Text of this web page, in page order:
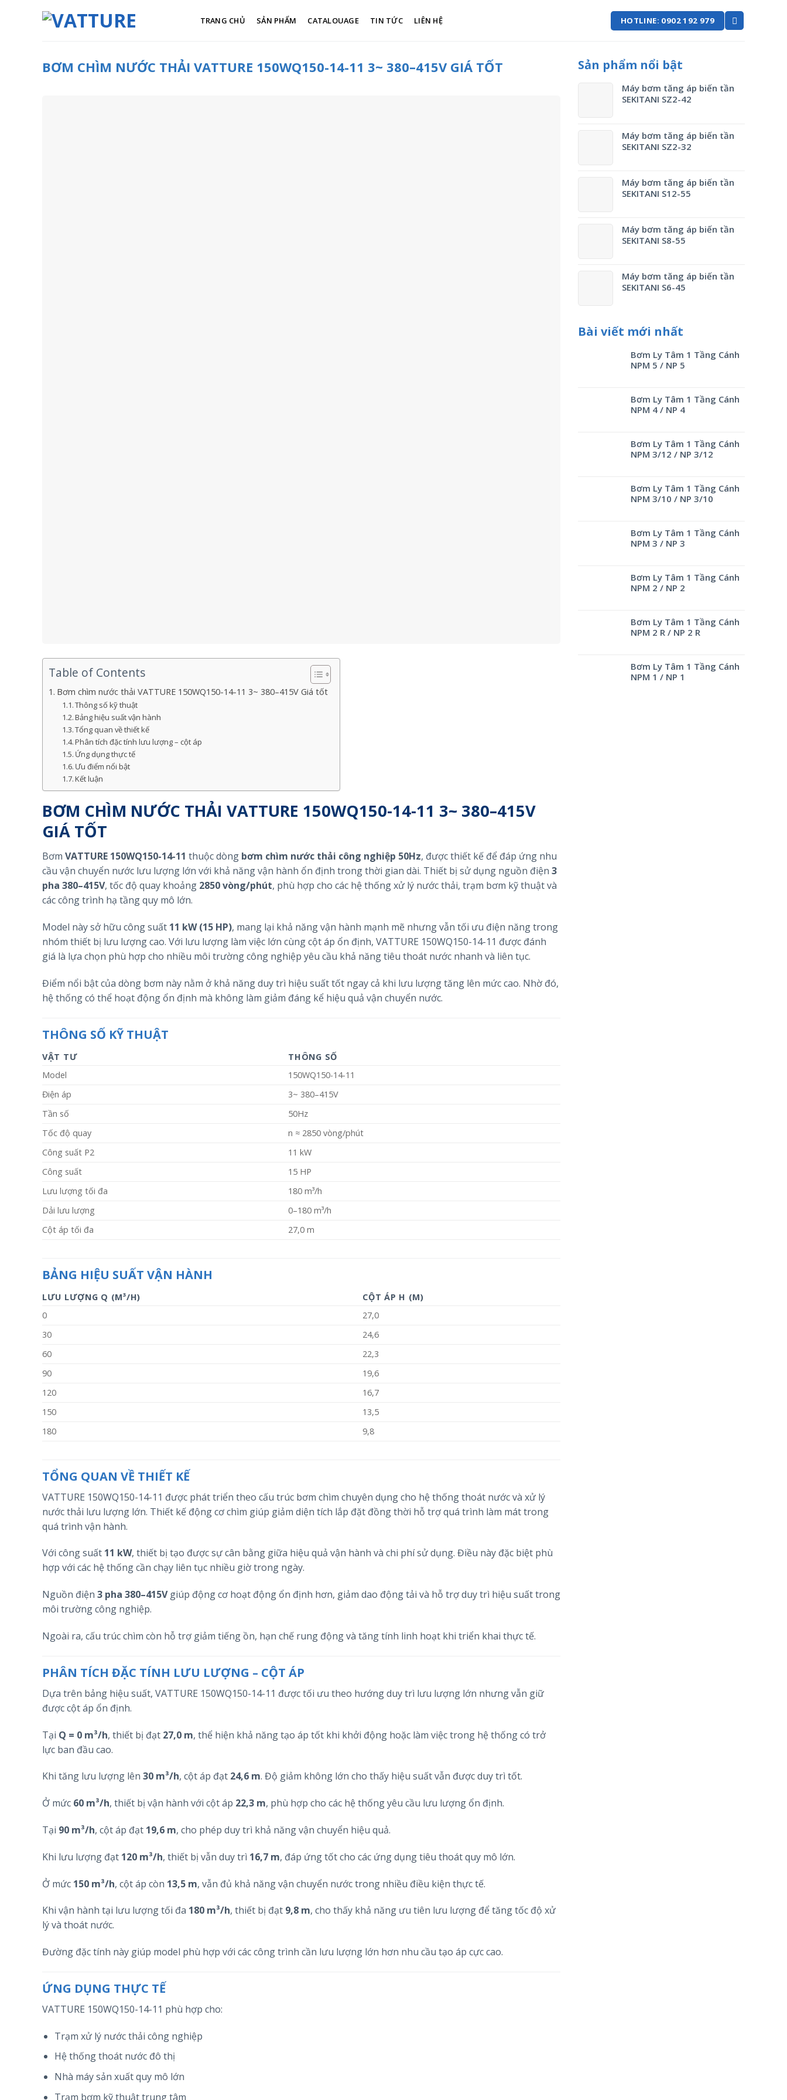
TRANG CHỦ SẢN PHẨM CATALOUAGE TIN TỨC LIÊN HỆ HOTLINE: 0902 192 979
BƠM CHÌM NƯỚC THẢI VATTURE 150WQ150-14-11 3~ 380–415V GIÁ TỐT
Table of Contents
Bơm chìm nước thải VATTURE 150WQ150-14-11 3~ 380–415V Giá tốt
Thông số kỹ thuật
Bảng hiệu suất vận hành
Tổng quan về thiết kế
Phân tích đặc tính lưu lượng – cột áp
Ứng dụng thực tế
Ưu điểm nổi bật
Kết luận
BƠM CHÌM NƯỚC THẢI VATTURE 150WQ150-14-11 3~ 380–415V
GIÁ TỐT
Bơm VATTURE 150WQ150-14-11 thuộc dòng bơm chìm nước thải công nghiệp 50Hz, được thiết kế để đáp ứng nhu
cầu vận chuyển nước lưu lượng lớn với khả năng vận hành ổn định trong thời gian dài. Thiết bị sử dụng nguồn điện 3
pha 380–415V, tốc độ quay khoảng 2850 vòng/phút, phù hợp cho các hệ thống xử lý nước thải, trạm bơm kỹ thuật và
các công trình hạ tầng quy mô lớn.
Model này sở hữu công suất 11 kW (15 HP), mang lại khả năng vận hành mạnh mẽ nhưng vẫn tối ưu điện năng trong
nhóm thiết bị lưu lượng cao. Với lưu lượng làm việc lớn cùng cột áp ổn định, VATTURE 150WQ150-14-11 được đánh
giá là lựa chọn phù hợp cho nhiều môi trường công nghiệp yêu cầu khả năng tiêu thoát nước nhanh và liên tục.
Điểm nổi bật của dòng bơm này nằm ở khả năng duy trì hiệu suất tốt ngay cả khi lưu lượng tăng lên mức cao. Nhờ đó,
hệ thống có thể hoạt động ổn định mà không làm giảm đáng kể hiệu quả vận chuyển nước.
THÔNG SỐ KỸ THUẬT
VẬT TƯ
THÔNG SỐ
Model
150WQ150-14-11
Điện áp
3~ 380–415V
Tần số
50Hz
Tốc độ quay
n ≈ 2850 vòng/phút
Công suất P2
11 kW
Công suất
15 HP
Lưu lượng tối đa
180 m³/h
Dải lưu lượng
0–180 m³/h
Cột áp tối đa
27,0 m
BẢNG HIỆU SUẤT VẬN HÀNH
LƯU LƯỢNG Q (M³/H)
CỘT ÁP H (M)
0
27,0
30
24,6
60
22,3
90
19,6
120
16,7
150
13,5
180
9,8
TỔNG QUAN VỀ THIẾT KẾ
VATTURE 150WQ150-14-11 được phát triển theo cấu trúc bơm chìm chuyên dụng cho hệ thống thoát nước và xử lý
nước thải lưu lượng lớn. Thiết kế động cơ chìm giúp giảm diện tích lắp đặt đồng thời hỗ trợ quá trình làm mát trong
quá trình vận hành.
Với công suất 11 kW, thiết bị tạo được sự cân bằng giữa hiệu quả vận hành và chi phí sử dụng. Điều này đặc biệt phù
hợp với các hệ thống cần chạy liên tục nhiều giờ trong ngày.
Nguồn điện 3 pha 380–415Vgiúp động cơ hoạt động ổn định hơn, giảm dao động tải và hỗ trợ duy trì hiệu suất trong
môi trường công nghiệp.
Ngoài ra, cấu trúc chìm còn hỗ trợ giảm tiếng ồn, hạn chế rung động và tăng tính linh hoạt khi triển khai thực tế.
PHÂN TÍCH ĐẶC TÍNH LƯU LƯỢNG – CỘT ÁP
Dựa trên bảng hiệu suất, VATTURE 150WQ150-14-11 được tối ưu theo hướng duy trì lưu lượng lớn nhưng vẫn giữ
được cột áp ổn định.
Tại Q = 0 m³/h, thiết bị đạt 27,0 m, thể hiện khả năng tạo áp tốt khi khởi động hoặc làm việc trong hệ thống có trở
lực ban đầu cao.
Khi tăng lưu lượng lên 30 m³/h, cột áp đạt 24,6 m. Độ giảm không lớn cho thấy hiệu suất vẫn được duy trì tốt.
Ở mức 60 m³/h, thiết bị vận hành với cột áp 22,3 m, phù hợp cho các hệ thống yêu cầu lưu lượng ổn định.
Tại 90 m³/h, cột áp đạt 19,6 m, cho phép duy trì khả năng vận chuyển hiệu quả.
Khi lưu lượng đạt 120 m³/h, thiết bị vẫn duy trì 16,7 m, đáp ứng tốt cho các ứng dụng tiêu thoát quy mô lớn.
Ở mức 150 m³/h, cột áp còn 13,5 m, vẫn đủ khả năng vận chuyển nước trong nhiều điều kiện thực tế.
Khi vận hành tại lưu lượng tối đa 180 m³/h, thiết bị đạt 9,8 m, cho thấy khả năng ưu tiên lưu lượng để tăng tốc độ xử
lý và thoát nước.
Đường đặc tính này giúp model phù hợp với các công trình cần lưu lượng lớn hơn nhu cầu tạo áp cực cao.
ỨNG DỤNG THỰC TẾ
VATTURE 150WQ150-14-11 phù hợp cho:
Trạm xử lý nước thải công nghiệp
Hệ thống thoát nước đô thị
Nhà máy sản xuất quy mô lớn
Trạm bơm kỹ thuật trung tâm
Sản phẩm nổi bật
Máy bơm tăng áp biến tần
SEKITANI SZ2-42
Máy bơm tăng áp biến tần
SEKITANI SZ2-32
Máy bơm tăng áp biến tần
SEKITANI S12-55
Máy bơm tăng áp biến tần
SEKITANI S8-55
Máy bơm tăng áp biến tần
SEKITANI S6-45
Bài viết mới nhất
Bơm Ly Tâm 1 Tầng Cánh
NPM 5 / NP 5
Bơm Ly Tâm 1 Tầng Cánh
NPM 4 / NP 4
Bơm Ly Tâm 1 Tầng Cánh
NPM 3/12 / NP 3/12
Bơm Ly Tâm 1 Tầng Cánh
NPM 3/10 / NP 3/10
Bơm Ly Tâm 1 Tầng Cánh
NPM 3 / NP 3
Bơm Ly Tâm 1 Tầng Cánh
NPM 2 / NP 2
Bơm Ly Tâm 1 Tầng Cánh
NPM 2 R / NP 2 R
Bơm Ly Tâm 1 Tầng Cánh
NPM 1 / NP 1